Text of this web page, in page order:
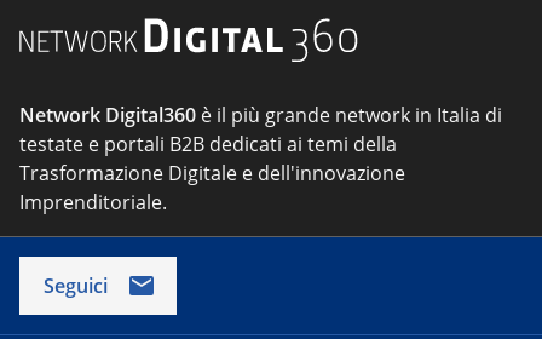
Network Digital360 è il più grande network in Italia di
testate e portali B2B dedicati ai temi della
Trasformazione Digitale e dell'innovazione
Imprenditoriale.
Seguici